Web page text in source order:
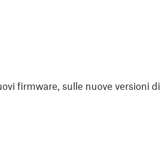
firmware, sulle nuove versioni